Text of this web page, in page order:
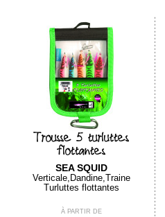
Trousse 5 turluttes
flottantes
SEA SQUID
Verticale,Dandine,Traine
Turluttes flottantes
À PARTIR DE